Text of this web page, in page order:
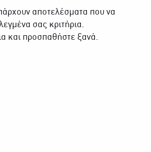
αποτελέσματα που να
σας κριτήρια.
και προσπαθήστε ξανά.